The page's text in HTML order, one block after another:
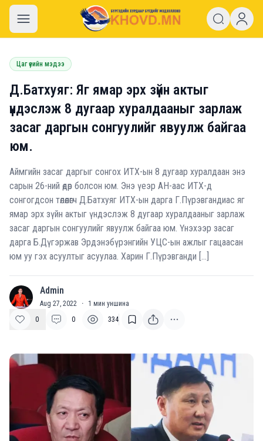
khovd.mn
Цаг үеийн мэдээ
Д.Батхуяг: Яг ямар эрх зүйн актыг
үндэслэж 8 дугаар хуралдааныг зарлаж
засаг даргын сонгуулийг явуулж байгаа
юм.
Аймгийн засаг даргыг сонгох ИТХ-ын 8 дугаар хуралдаан энэ
сарын 26-ний өдөр болсон юм. Энэ үеэр АН-аас ИТХ-д
сонгогдсон төлөөлөгч Д.Батхуяг ИТХ-ын дарга Г.Пүрэвгандиас яг
ямар эрх зүйн актыг үндэслэж 8 дугаар хуралдааныг зарлаж
засаг даргын сонгуулийг явуулж байгаа юм. Үнэхээр засаг
дарга Б.Дүгэржав Эрдэнэбүрэнгийн УЦС-ын ажлыг гацаасан
юм уу гэх асуултыг асуулаа. Харин Г.Пүрэвганди […]
A Admin
Aug 27, 2022 · 1 мин уншина
0
0 334